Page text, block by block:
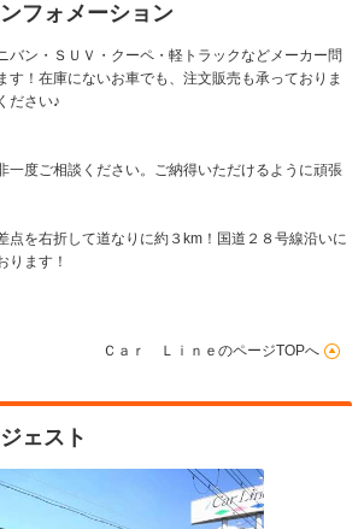
フォメーション
バン・ＳＵＶ・クーペ・軽トラックなどメーカー問
す！在庫にないお車でも、注文販売も承っておりま
ださい♪
一度ご相談ください。ご納得いただけるように頑張
点を右折して道なりに約３km！国道２８号線沿いに
ります！
Ｃａｒ ＬｉｎｅのページTOPへ
ェスト